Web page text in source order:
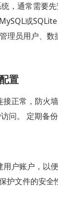
，通常需要
或
员用户、数
置
接正常，防火
问。 定期备
用户账户，以
护文件的安全